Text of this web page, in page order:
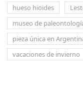
hueso hioides
museo de
pieza única en
vacaciones de invierno